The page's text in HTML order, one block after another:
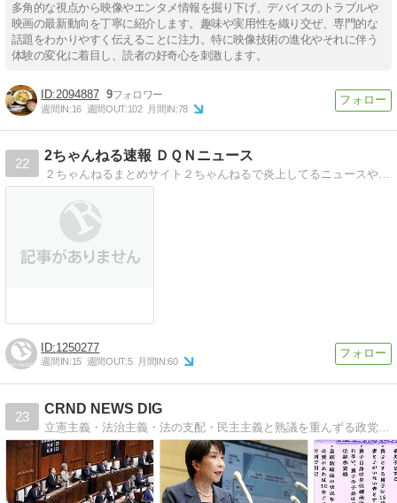
多角的な視点から映像やエンタメ情報を掘り下げ、デバイスのトラブルや
映画の最新動向を丁寧に紹介します。趣味や実用性を織り交ぜ、専門的な
話題をわかりやすく伝えることに注力。特に映像技術の進化やそれに伴う
体験の変化に着目し、読者の好奇心を刺激します。
2094887 9
週間IN:16 週間OUT:102 月間IN:78
22
2ちゃんねる速報 ＤＱＮニュース
２ちゃんねるまとめサイト２ちゃんねるで炎上してるニュースや話題のニュース、面白いニュース、時事ネタを紹介
1250277
週間IN:15 週間OUT:5 月間IN:60
23
CRND NEWS DIG
立憲主義・法治主義・法の支配・民主主義と熟議を重んずる政党(政治家)を応援します。無党派。国民益優先。基本的人権の尊重。リベラル正常化。反緊縮。政治・経済・時事問題など様々な「ニュース」を国民目線で考える論説ブログです。